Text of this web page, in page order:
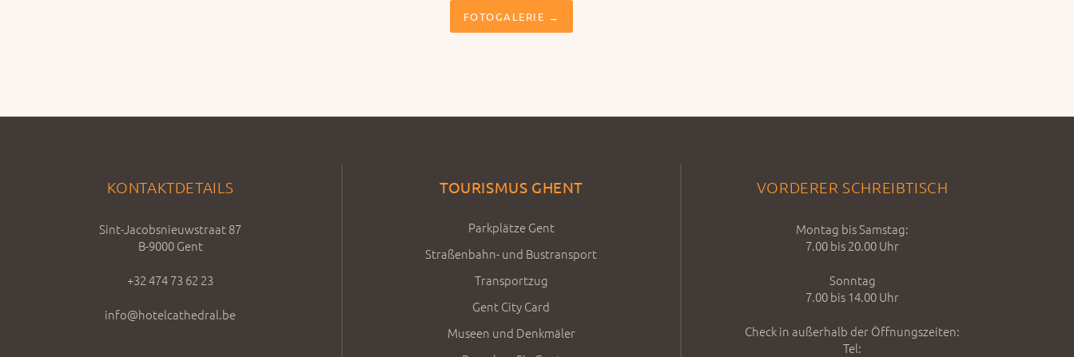
FOTOGALERIE →
KONTAKTDETAILS
Sint-Jacobsnieuwstraat 87
B-9000 Gent
+32 474 73 62 23
info@hotelcathedral.be
TOURISMUS GHENT
Parkplätze Gent
Straßenbahn- und Bustransport
Transportzug
Gent City Card
Museen und Denkmäler
VORDERER SCHREIBTISCH
Montag bis Samstag:
7.00 bis 20.00 Uhr
Sonntag
7.00 bis 14.00 Uhr
Check in außerhalb der Öffnungszeiten:
Tel: